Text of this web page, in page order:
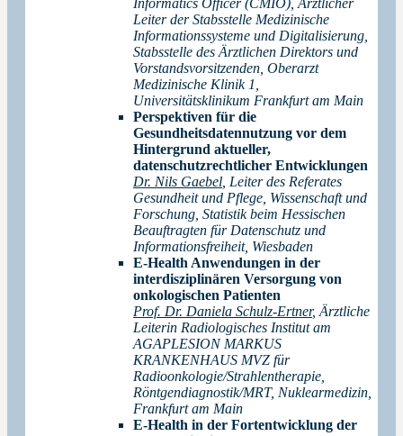
Leiter der Stabsstelle Medizinische
Informationssysteme und Digitalisierung,
Stabsstelle des Ärztlichen Direktors und
Vorstandsvorsitzenden, Oberarzt
Medizinische Klinik 1,
Universitätsklinikum Frankfurt am Main
Perspektiven für die
Gesundheitsdatennutzung vor dem
Hintergrund aktueller,
datenschutzrechtlicher Entwicklungen
Dr. Nils Gaebel , Leiter des Referates
Gesundheit und Pflege, Wissenschaft und
Forschung, Statistik beim Hessischen
Beauftragten für Datenschutz und
Informationsfreiheit, Wiesbaden
E-Health Anwendungen in der
interdisziplinären Versorgung von
onkologischen Patienten
Prof. Dr. Daniela Schulz-Ertner, Ärztliche
Leiterin Radiologisches Institut am
AGAPLESION MARKUS
KRANKENHAUS MVZ für
Radioonkologie/Strahlentherapie,
Röntgendiagnostik/MRT, Nuklearmedizin,
Frankfurt am Main
E-Health in der Fortentwicklung der